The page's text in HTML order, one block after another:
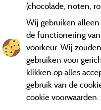
(chocolade, noten,
Wij gebruiken
de functionering
voorkeur. Wij
gebruiken voor
klikken op alles
gebruik van de
cookie voorwaarden.